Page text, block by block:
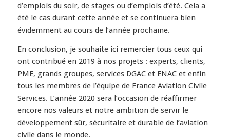
d’emplois du soir, de stages ou d’emplois d’été. Cela a
été le cas durant cette année et se continuera bien
évidemment au cours de l’année prochaine.
En conclusion, je souhaite ici remercier tous ceux qui
ont contribué en 2019 à nos projets : experts, clients,
PME, grands groupes, services DGAC et ENAC et enfin
tous les membres de l’équipe de France Aviation Civile
Services. L’année 2020 sera l’occasion de réaffirmer
encore nos valeurs et notre ambition de servir le
développement sûr, sécuritaire et durable de l’aviation
civile dans le monde.